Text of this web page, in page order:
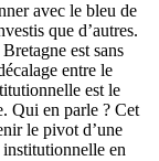
avec le bleu de
que d’autres.
est sans
entre le
est le
Qui en parle ? Cet
le pivot d’une
en